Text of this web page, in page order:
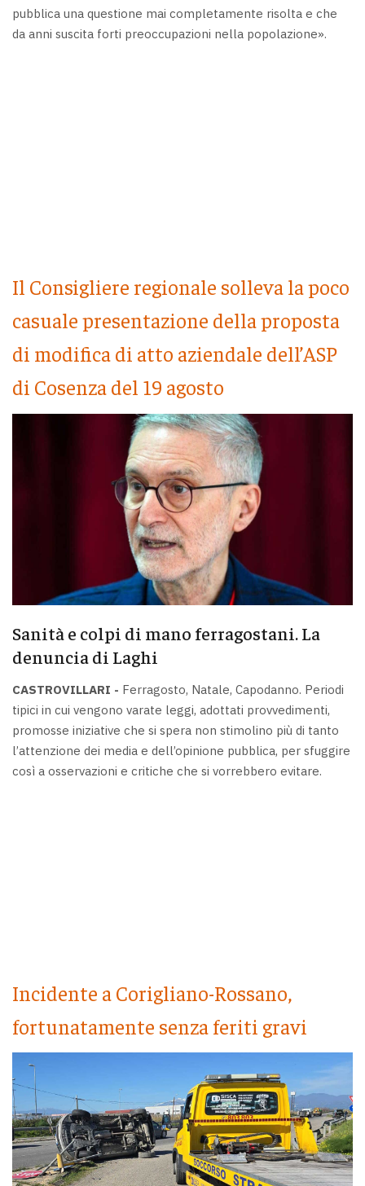
pubblica una questione mai completamente risolta e che
da anni suscita forti preoccupazioni nella popolazione».
Il Consigliere regionale solleva la poco
casuale presentazione della proposta
di modifica di atto aziendale dell’ASP
di Cosenza del 19 agosto
Sanità e colpi di mano ferragostani. La
denuncia di Laghi
CASTROVILLARI - Ferragosto, Natale, Capodanno. Periodi
tipici in cui vengono varate leggi, adottati provvedimenti,
promosse iniziative che si spera non stimolino più di tanto
l’attenzione dei media e dell’opinione pubblica, per sfuggire
così a osservazioni e critiche che si vorrebbero evitare.
Incidente a Corigliano-Rossano,
fortunatamente senza feriti gravi